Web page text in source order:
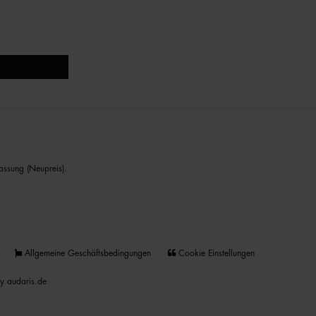
(Neupreis).
Allgemeine Geschäftsbedingungen Cookie Einstellungen
audaris.de